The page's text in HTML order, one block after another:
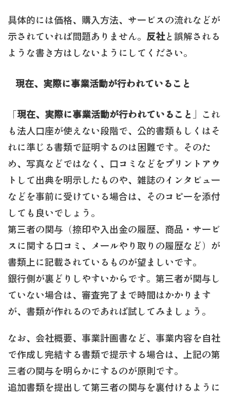
具体的には価格、購入方法、サービスの流れなどが
示されていれば問題ありません。 反社と誤解される
ような書き方はしないようにしてください。
現在、実際に事業活動が行われていること
「現在、実際に事業活動が行われていること 」これ
も法人口座が使えない段階で、公的書類もしくはそ
れに準じる書類で証明するのは困難です。そのた
め、写真などではなく、口コミなどをプリントアウ
トして出典を明示したものや、雑誌のインタビュー
などを事前に受けている場合は、そのコピーを添付
しても良いでしょう。
第三者の関与（捺印や入出金の履歴、商品・サービ
スに関する口コミ、メールやり取りの履歴など）が
書類上に記載されているものが望ましいです。
銀行側が裏どりしやすいからです。第三者が関与し
ていない場合は、審査完了まで時間はかかります
が、書類が作れるのであれば試してみましょう。
なお、会社概要、事業計画書など、事業内容を自社
で作成し完結する書類で提示する場合は、上記の第
三者の関与を明らかにするのが原則です。
追加書類を提出して第三者の関与を裏付けるように